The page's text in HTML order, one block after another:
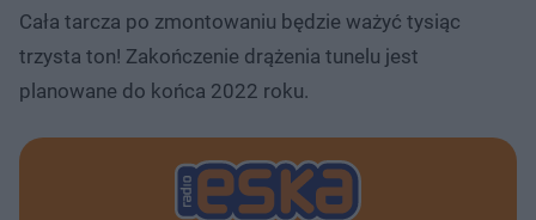
Cała tarcza po zmontowaniu będzie ważyć tysiąc
trzysta ton! Zakończenie drążenia tunelu jest
planowane do końca 2022 roku.